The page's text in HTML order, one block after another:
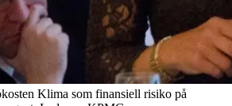
Klima som finansiell risiko på